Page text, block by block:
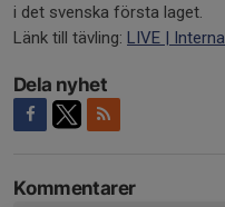
i det svenska första laget.
Länk till tävling: LIVE |
Dela nyhet
Kommentarer